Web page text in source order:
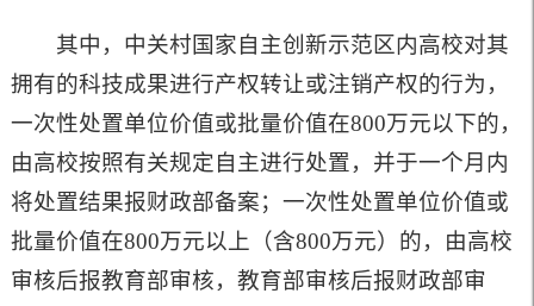
其中，中关村国家自主创新示范区内高校对其
拥有的科技成果进行产权转让或注销产权的行为，
一次性处置单位价值或批量价值在800万元以下的，
由高校按照有关规定自主进行处置，并于一个月内
将处置结果报财政部备案；一次性处置单位价值或
批量价值在800万元以上（含800万元）的，由高校
审核后报教育部审核，教育部审核后报财政部审